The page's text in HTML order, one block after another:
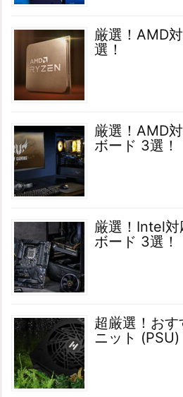
厳選！AMD
選！
厳選！AMD
ボード 3選！
厳選！Intel
ボード 3選！
超厳選！お
ニット (PSU)